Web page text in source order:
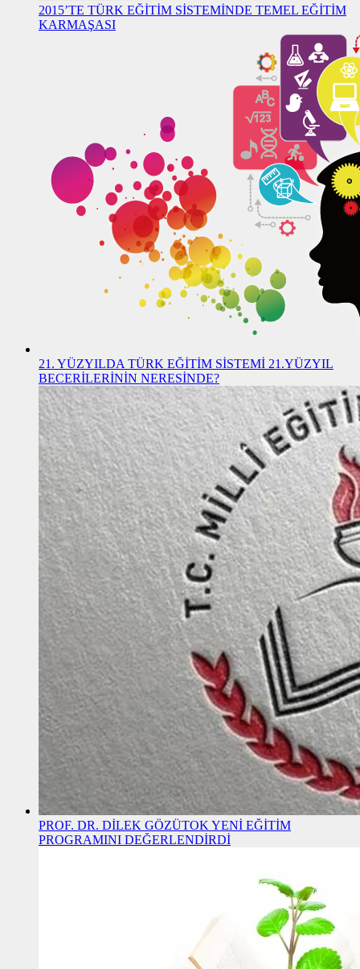
2015’TE TÜRK EĞİTİM SİSTEMİNDE TEMEL EĞİTİM
KARMAŞASI
21. YÜZYILDA TÜRK EĞİTİM SİSTEMİ 21.YÜZYIL
BECERİLERİNİN NERESİNDE?
PROF. DR. DİLEK GÖZÜTOK YENİ EĞİTİM
PROGRAMINI DEĞERLENDİRDİ